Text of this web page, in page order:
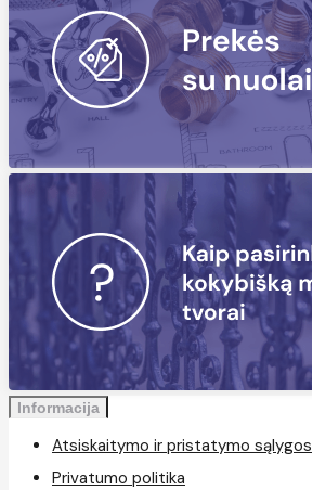
Informacija
Atsiskaitymo ir pristatymo sąlygos
Privatumo politika